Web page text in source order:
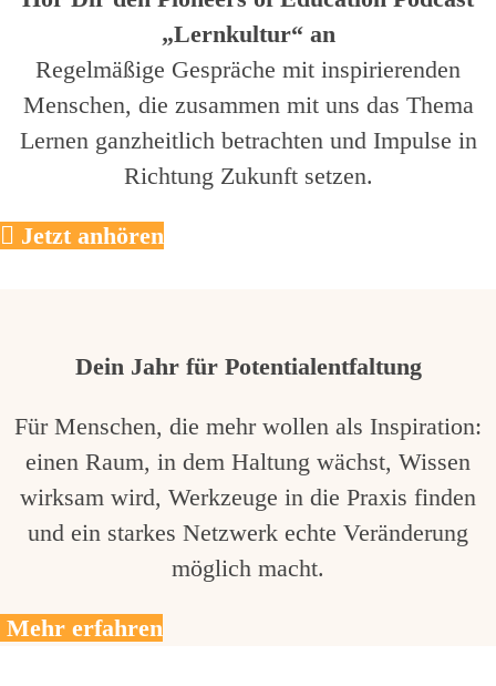
„Lernkultur“ an
Regelmäßige Gespräche mit inspirierenden
Menschen, die zusammen mit uns das Thema
Lernen ganzheitlich betrachten und Impulse in
Richtung Zukunft setzen.
Jetzt anhören
Dein Jahr für Potentialentfaltung
Für Menschen, die mehr wollen als Inspiration:
einen Raum, in dem Haltung wächst, Wissen
wirksam wird, Werkzeuge in die Praxis finden
und ein starkes Netzwerk echte Veränderung
möglich macht.
Mehr erfahren